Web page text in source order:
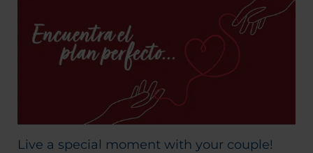
Live a special moment with your couple!